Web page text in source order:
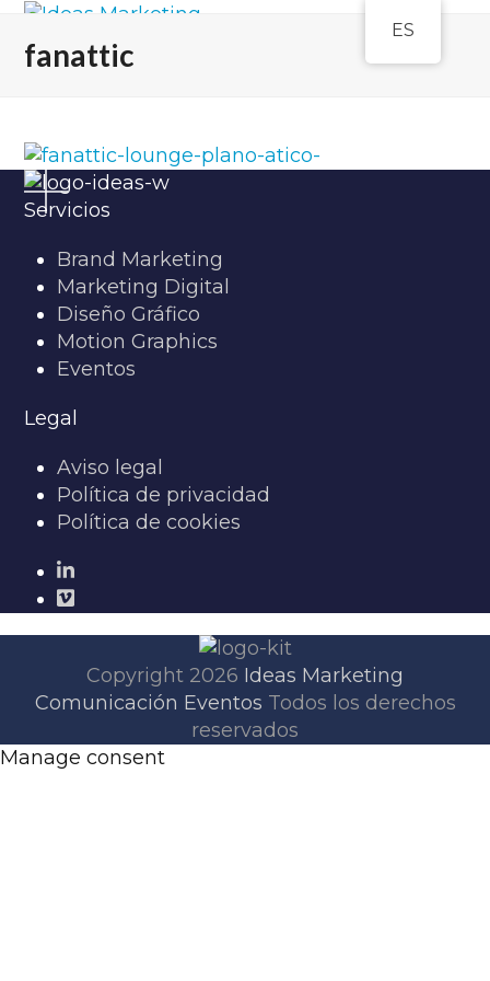
Skip
content
Open
mobile
Close
mobile
fanattic
Servicios
Brand Marketing
Marketing Digital
Diseño Gráfico
Motion Graphics
Eventos
Legal
Aviso legal
Política de privacidad
Política de cookies
Copyright 2026 Ideas Marketing
Comunicación Eventos Todos los derechos
reservados
Manage consent
ES